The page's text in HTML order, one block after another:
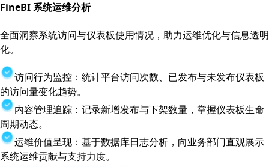
FineBI 系统运维分析
全面洞察系统访问与仪表板使用情况，助力运维优化与信息透明
化。
访问行为监控：统计平台访问次数、已发布与未发布仪表板
的访问量变化趋势。
内容管理追踪：记录新增发布与下架数量，掌握仪表板生命
周期动态。
运维价值呈现：基于数据库日志分析，向业务部门直观展示
系统运维贡献与支持力度。